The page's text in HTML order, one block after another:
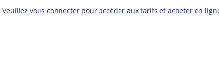
Veuillez vous connecter pour accéder aux tarifs et acheter en